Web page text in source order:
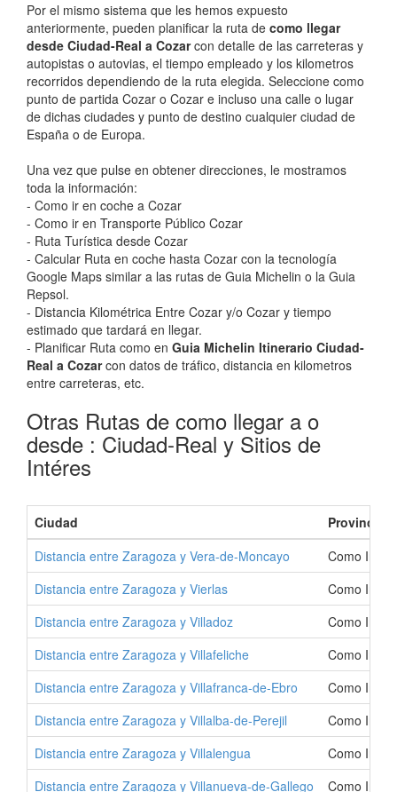
Por el mismo sistema que les hemos expuesto
anteriormente, pueden planificar la ruta de como llegar
desde Ciudad-Real a Cozarcon detalle de las carreteras y
autopistas o autovias, el tiempo empleado y los kilometros
recorridos dependiendo de la ruta elegida. Seleccione como
punto de partida Cozar o Cozar e incluso una calle o lugar
de dichas ciudades y punto de destino cualquier ciudad de
España o de Europa.
Una vez que pulse en obtener direcciones, le mostramos
toda la información:
- Como ir en coche a Cozar
- Como ir en Transporte Público Cozar
- Ruta Turística desde Cozar
- Calcular Ruta en coche hasta Cozar con la tecnología
Google Maps similar a las rutas de Guia Michelin o la Guia
Repsol.
- Distancia Kilométrica Entre Cozar y/o Cozar y tiempo
estimado que tardará en llegar.
- Planificar Ruta como en Guia Michelin Itinerario Ciudad-
Real a Cozarcon datos de tráfico, distancia en kilometros
entre carreteras, etc.
Otras Rutas de como llegar a o
desde : Ciudad-Real y Sitios de
Intéres
Ciudad
Provincia
Distancia entre Zaragoza y Vera-de-Moncayo
Como Ir a
Distancia entre Zaragoza y Vierlas
Como Ir a
Distancia entre Zaragoza y Villadoz
Como Ir a
Distancia entre Zaragoza y Villafeliche
Como Ir a
Distancia entre Zaragoza y Villafranca-de-Ebro
Como Ir a
Distancia entre Zaragoza y Villalba-de-Perejil
Como Ir a
Distancia entre Zaragoza y Villalengua
Como Ir a
Distancia entre Zaragoza y Villanueva-de-Gallego
Como Ir a